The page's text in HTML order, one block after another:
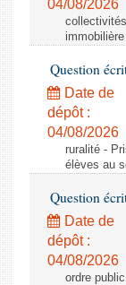
04/08/2026
Question
Date de
dépôt :
04/08/2026
ruralité -
élèves au
Question
Date de
dépôt :
04/08/2026
ordre